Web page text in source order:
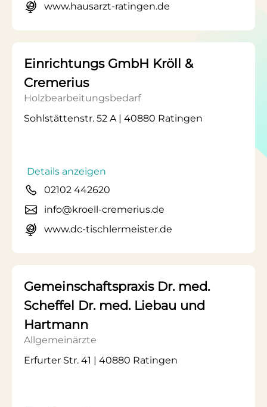
www.hausarzt-ratingen.de
Einrichtungs GmbH Kröll &
Cremerius
Holzbearbeitungsbedarf
Sohlstättenstr. 52 A | 40880 Ratingen
Details anzeigen
02102 442620
info@kroell-cremerius.de
www.dc-tischlermeister.de
Gemeinschaftspraxis Dr. med.
Scheffel Dr. med. Liebau und
Hartmann
Allgemeinärzte
Erfurter Str. 41 | 40880 Ratingen